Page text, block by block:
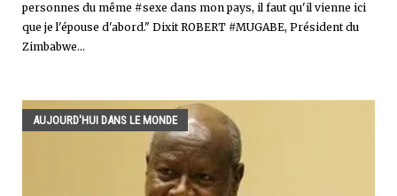
personnes du même #sexe dans mon pays, il faut qu'il vienne ici
que je l'épouse d'abord." Dixit ROBERT #MUGABE, Président du
Zimbabwe...
AUJOURD'HUI DANS LE MONDE